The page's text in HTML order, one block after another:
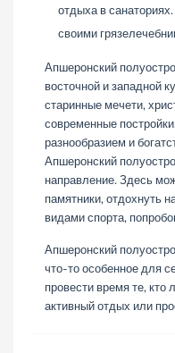
отдыха в
своими
Апшеронский
восточной и западной
старинные мечети,
современные
разнообразием и
Апшеронский
направление. Здесь
памятники, отдохнуть
видами спорта,
Апшеронский
что-то особенное для
провести время те, кто
активный отдых или